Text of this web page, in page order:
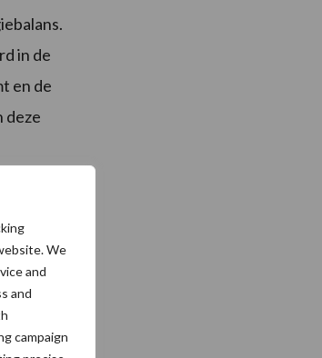
We
and
and
campaign
in de
en de
deze
komt
is groter